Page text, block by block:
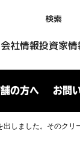
検索
会社情報投資家情
の方へ お問
しました。そのクリ